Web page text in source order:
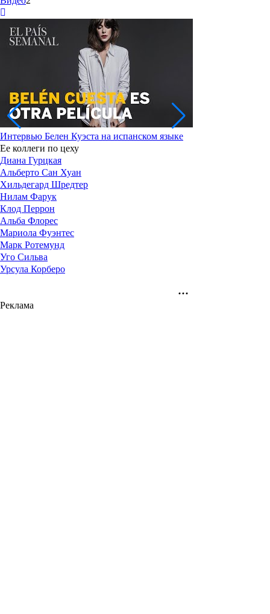
Интервью Белен Куэста на испанском языке
Ее коллеги по цеху
Диана Гурцкая
Альберто Сан Хуан
Хильдегард Шредтер
Нилам Фарук
Клод Перрон
Альба Флорес
Мариола Фуэнтес
Марк Ротемунд
Уго Сильва
Урсула Корберо
Реклама